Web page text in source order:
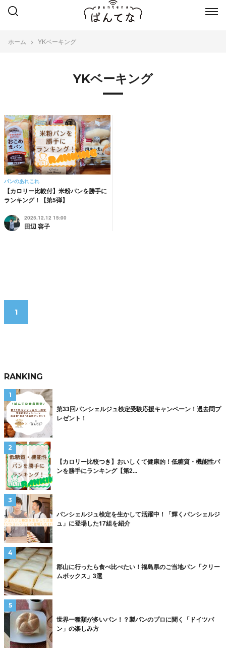
ホーム YKベーキング
YKベーキング
パンのあれこれ
【カロリー比較付】米粉パンを勝手に
ランキング！【第5弾】
2025.12.12 15:00
田辺 容子
1
RANKING
第33回パンシェルジュ検定受験応援キャンペーン！過去問プ
レゼント！
【カロリー比較つき】おいしくて健康的！低糖質・機能性パ
ンを勝手にランキング【第2...
パンシェルジュ検定を生かして活躍中！「輝くパンシェルジ
ュ」に登場した17組を紹介
郡山に行ったら食べ比べたい！福島県のご当地パン「クリー
ムボックス」3選
世界一種類が多いパン！？製パンのプロに聞く「ドイツパ
ン」の楽しみ方